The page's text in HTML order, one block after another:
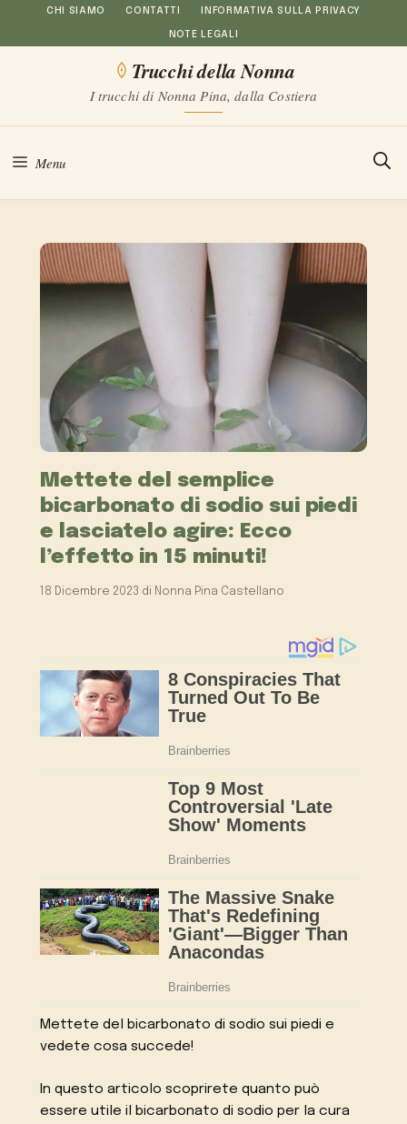
al
CHI SIAMO CONTATTI INFORMATIVA SULLA PRIVACY
NOTE LEGALI
Trucchi della Nonna
I trucchi di Nonna Pina, dalla Costiera
Menu
Mettete del semplice
bicarbonato di sodio sui piedi
e lasciatelo agire: Ecco
l’effetto in 15 minuti!
18 Dicembre 2023 di Nonna Pina Castellano
Mettete del bicarbonato di sodio sui piedi e
vedete cosa succede!
In questo articolo scoprirete quanto può
essere utile il bicarbonato di sodio per la cura